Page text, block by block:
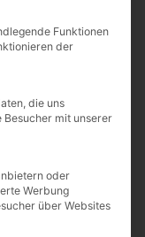
Früchte in Sirup
für die eine
Funktionen
der
die uns
Besucher mit unserer
oder
Werbung
über Websites